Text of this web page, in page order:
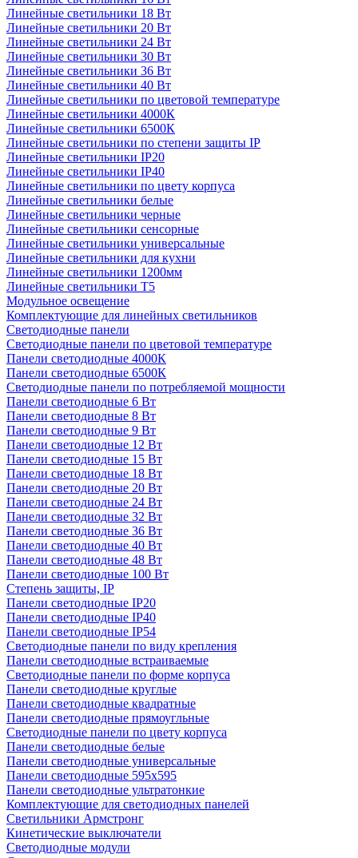
Линейные светильники 18 Вт
Линейные светильники 20 Вт
Линейные светильники 24 Вт
Линейные светильники 30 Вт
Линейные светильники 36 Вт
Линейные светильники 40 Вт
Линейные светильники по цветовой температуре
Линейные светильники 4000К
Линейные светильники 6500К
Линейные светильники по степени защиты IP
Линейные светильники IP20
Линейные светильники IP40
Линейные светильники по цвету корпуса
Линейные светильники белые
Линейные светильники черные
Линейные светильники сенсорные
Линейные светильники универсальные
Линейные светильники для кухни
Линейные светильники 1200мм
Линейные светильники Т5
Модульное освещение
Комплектующие для линейных светильников
Светодиодные панели
Светодиодные панели по цветовой температуре
Панели светодиодные 4000К
Панели светодиодные 6500К
Светодиодные панели по потребляемой мощности
Панели светодиодные 6 Вт
Панели светодиодные 8 Вт
Панели светодиодные 9 Вт
Панели светодиодные 12 Вт
Панели светодиодные 15 Вт
Панели светодиодные 18 Вт
Панели светодиодные 20 Вт
Панели светодиодные 24 Вт
Панели светодиодные 32 Вт
Панели светодиодные 36 Вт
Панели светодиодные 40 Вт
Панели светодиодные 48 Вт
Панели светодиодные 100 Вт
Степень защиты, IP
Панели светодиодные IP20
Панели светодиодные IP40
Панели светодиодные IP54
Светодиодные панели по виду крепления
Панели светодиодные встраиваемые
Светодиодные панели по форме корпуса
Панели светодиодные круглые
Панели светодиодные квадратные
Панели светодиодные прямоугльные
Светодиодные панели по цвету корпуса
Панели светодиодные белые
Панели светодиодные универсальные
Панели светодиодные 595х595
Панели светодиодные ультратонкие
Комплектующие для светодиодных панелей
Светильники Армстронг
Кинетические выключатели
Светодиодные модули